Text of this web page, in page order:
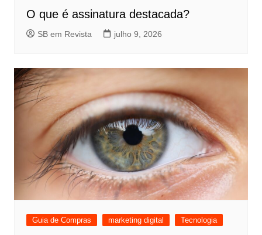
O que é assinatura destacada?
SB em Revista julho 9, 2026
Guia de Compras marketing digital Tecnologia